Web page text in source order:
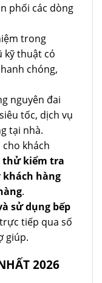
phối các dòng
trong
kỹ thuật có
chóng,
nguyên đai
tốc, dịch vụ
tại nhà.
khách
thử kiểm tra
hàng
.
sử dụng bếp
tiếp qua số
giúp.
2026